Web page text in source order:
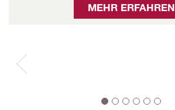
MEHR ERFAHREN